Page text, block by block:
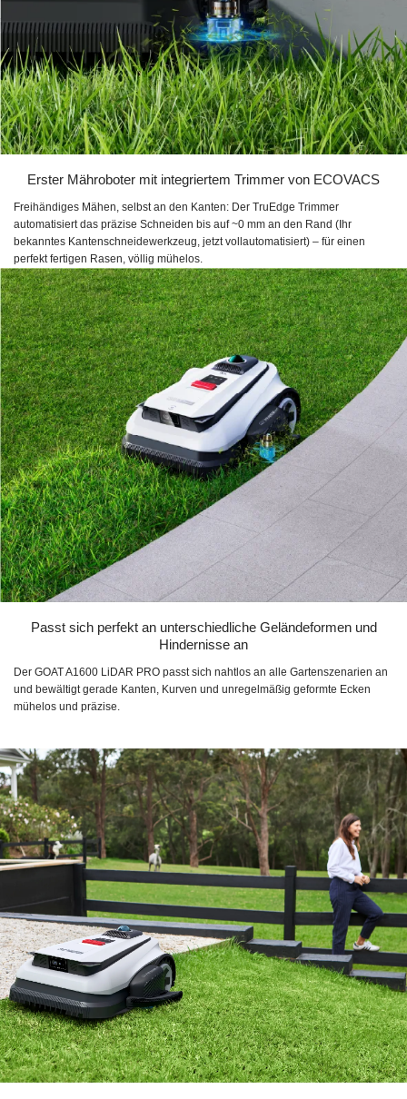
Erster Mähroboter mit integriertem Trimmer von ECOVACS
Freihändiges Mähen, selbst an den Kanten: Der TruEdge Trimmer
automatisiert das präzise Schneiden bis auf ~0 mm an den Rand (Ihr
bekanntes Kantenschneidewerkzeug, jetzt vollautomatisiert) – für einen
perfekt fertigen Rasen, völlig mühelos.
Passt sich perfekt an unterschiedliche Geländeformen und
Hindernisse an
Der GOAT A1600 LiDAR PRO passt sich nahtlos an alle Gartenszenarien an
und bewältigt gerade Kanten, Kurven und unregelmäßig geformte Ecken
mühelos und präzise.